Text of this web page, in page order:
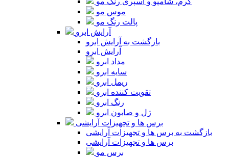
موس مو
پالت رنگ مو
آرایش ابرو
بازگشت به آرایش ابرو
آرایش ابرو
مداد ابرو
سایه ابرو
ریمل ابرو
تقویت کننده ابرو
رنگ ابرو
ژل و صابون ابرو
برس ها و تجهیزات آرایشی
بازگشت به برس ها و تجهیزات آرایشی
برس ها و تجهیزات آرایشی
برس مو